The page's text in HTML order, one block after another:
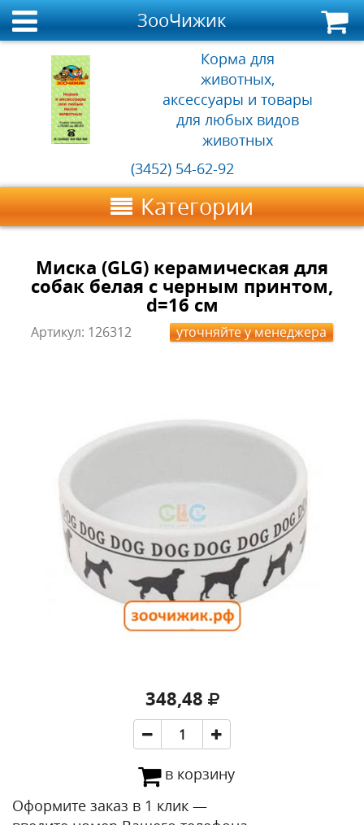
ЗооЧижик
Корма для
животных,
аксессуары и товары
для любых видов
животных
(3452) 54-62-92
Категории
Миска (GLG) керамическая для
собак белая с черным принтом,
d=16 см
Артикул: 126312 уточняйте у менеджера
348,48
в корзину
Оформите заказ в 1 клик —